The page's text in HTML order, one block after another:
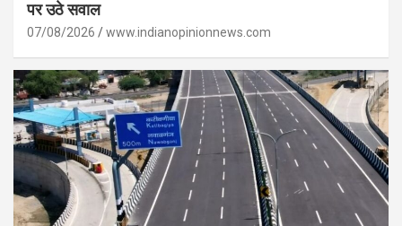
पर उठे सवाल
07/08/2026 www.indianopinionnews.com